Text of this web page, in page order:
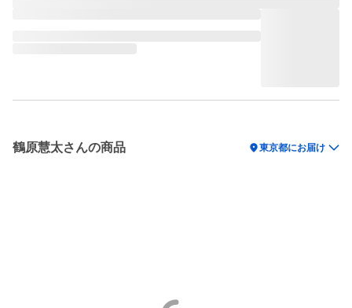
鶴原慧太さんの商品 location_on東京都にお届け